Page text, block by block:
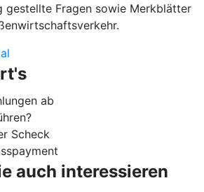
gestellte Fragen sowie Merkblätter
ab
Scheck
auch interessieren